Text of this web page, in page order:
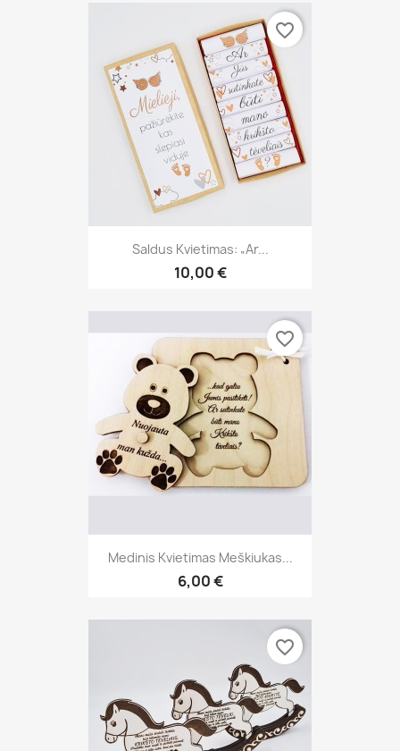
Saldus Kvietimas: „Ar...
10,00 €
favorite_border
Medinis Kvietimas Meškiukas...
6,00 €
favorite_border
favorite_border